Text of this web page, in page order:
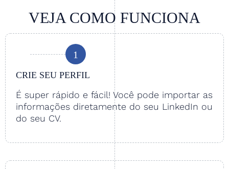
VEJA COMO FUNCIONA
1
CRIE SEU PERFIL
É super rápido e fácil! Você pode importar as
informações diretamente do seu LinkedIn ou
do seu CV.